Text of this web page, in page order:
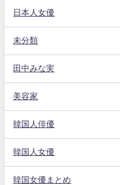
日本人女優
未分類
田中みな実
美容家
韓国人俳優
韓国人女優
韓国女優まとめ